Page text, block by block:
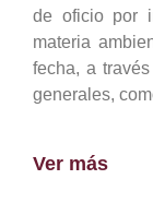
de oficio por
materia
fecha, a
generales,
Ver más